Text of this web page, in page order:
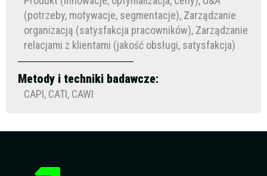
(potrzeby, motywacje, segmentacje), Zarządzanie
organizacją (satysfakcja pracowników), Zarządzanie
relacjami z klientami (jakość obsługi, satysfakcja)
Metody i techniki badawcze:
CAPI, CATI, CAWI